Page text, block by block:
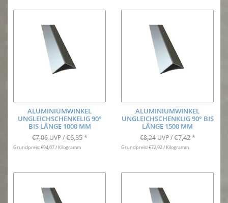
ALUMINIUMWINKEL
UNGLEICHSCHENKELIG 90°
BIS LÄNGE 1000 MM
€7,06 UVP /€6,35 *
Grundpreis: €94,07 / Kilogramm
ALUMINIUMWINKEL
UNGLEICHSCHENKLIG 90° BIS
LÄNGE 1500 MM
€8,24 UVP /€7,42 *
Grundpreis: €72,92 / Kilogramm